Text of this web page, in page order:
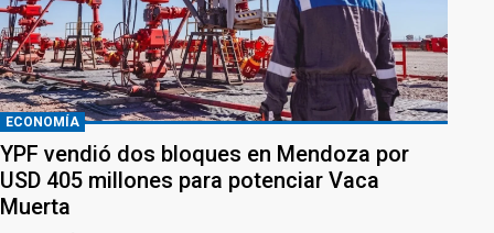
ECONOMÍA
YPF vendió dos bloques en Mendoza por
USD 405 millones para potenciar Vaca
Muerta